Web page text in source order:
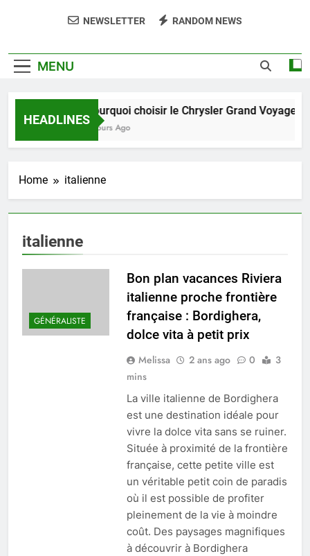
NEWSLETTER RANDOM NEWS
MENU
HEADLINES
Pourquoi choisir le Chrysler Grand Voyager
4 Jours Ago
Home italienne
italienne
GÉNÉRALISTE
Bon plan vacances Riviera
italienne proche frontière
française : Bordighera,
dolce vita à petit prix
Melissa 2 ans ago 0
3
mins
La ville italienne de Bordighera
est une destination idéale pour
vivre la dolce vita sans se ruiner.
Située à proximité de la frontière
française, cette petite ville est
un véritable petit coin de paradis
où il est possible de profiter
pleinement de la vie à moindre
coût. Des paysages magnifiques
à découvrir à Bordighera